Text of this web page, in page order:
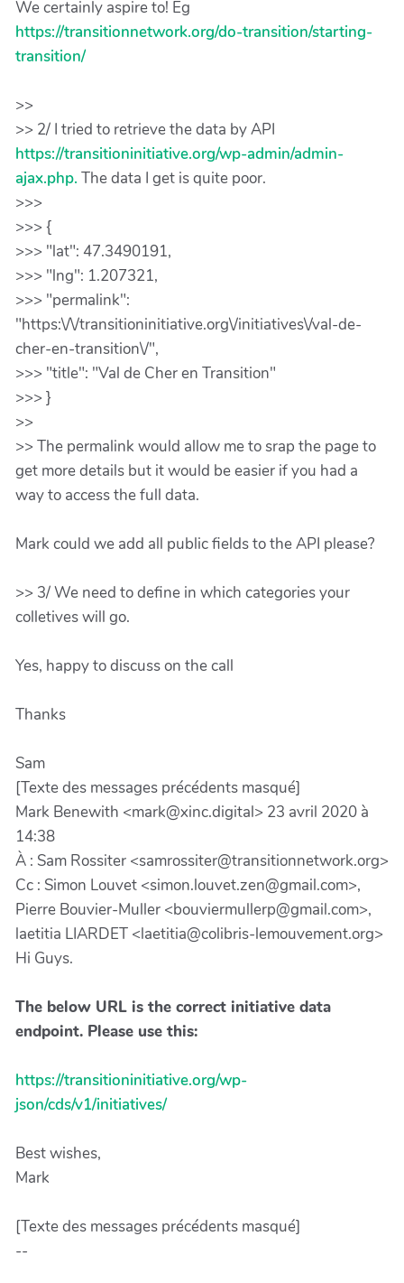
We certainly aspire to! Eg
https://transitionnetwork.org/do-transition/starting-
transition/
>>
>> 2/ I tried to retrieve the data by API
https://transitioninitiative.org/wp-admin/admin-
ajax.php. The data I get is quite poor.
>>>
>>> {
>>> "lat": 47.3490191,
>>> "lng": 1.207321,
>>> "permalink":
"https:\/\/transitioninitiative.org\/initiatives\/val-de-
cher-en-transition\/",
>>> "title": "Val de Cher en Transition"
>>> }
>>
>> The permalink would allow me to srap the page to
get more details but it would be easier if you had a
way to access the full data.
Mark could we add all public fields to the API please?
>> 3/ We need to define in which categories your
colletives will go.
Yes, happy to discuss on the call
Thanks
Sam
[Texte des messages précédents masqué]
Mark Benewith <mark@xinc.digital> 23 avril 2020 à
14:38
À : Sam Rossiter <samrossiter@transitionnetwork.org>
Cc : Simon Louvet <simon.louvet.zen@gmail.com>,
Pierre Bouvier-Muller <bouviermullerp@gmail.com>,
laetitia LIARDET <laetitia@colibris-lemouvement.org>
Hi Guys.
The below URL is the correct initiative data
endpoint. Please use this:
https://transitioninitiative.org/wp-
json/cds/v1/initiatives/
Best wishes,
Mark
[Texte des messages précédents masqué]
--